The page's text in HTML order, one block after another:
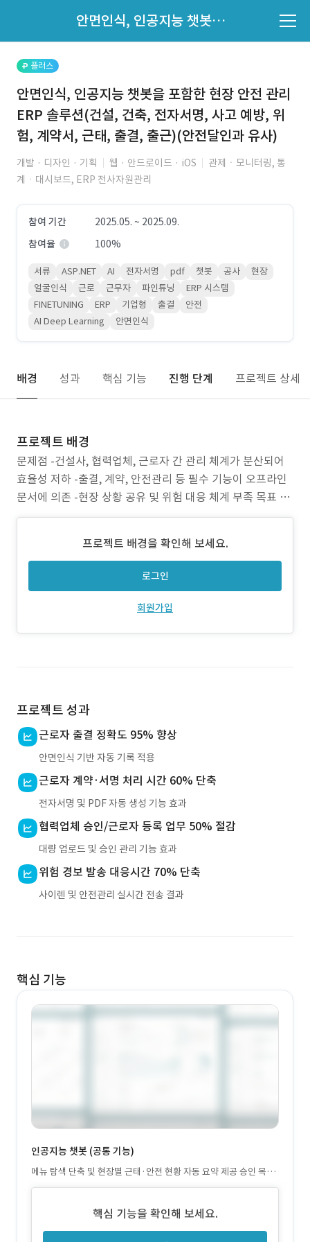
안면인식, 인공지능 챗봇을 포함한 현장 안전 관리 ERP 솔루션(건설, 건축, 전자서명, 사고 예방, 위험, 계약서, 근태, 출결, 출근)(안전달인과 유사)
지원자 목록 바로가기
플러스
안면인식, 인공지능 챗봇을 포함한 현장 안전 관리
ERP 솔루션(건설, 건축, 전자서명, 사고 예방, 위
험, 계약서, 근태, 출결, 출근)(안전달인과 유사)
개발 · 디자인 · 기획 웹 · 안드로이드 · iOS
관제ㆍ모니터링, 통
계ㆍ대시보드, ERP 전사자원관리
참여 기간
2025.05. ~ 2025.09.
참여율
100%
서류 ASP.NET AI 전자서명 pdf 챗봇 공사
현장
얼굴인식
근로 근무자 파인튜닝
ERP 시스템
FINETUNING
ERP 기업형 출결
안전
AI Deep Learning
안면인식
배경 성과 핵심 기능 진행 단계 프로젝트 상세
프로젝트 배경
문제점 -건설사, 협력업체, 근로자 간 관리 체계가 분산되어
효율성 저하 -출결, 계약, 안전관리 등 필수 기능이 오프라인
문서에 의존 -현장 상황 공유 및 위험 대응 체계 부족 목표 -
기업, 협력업체, 근로자 간 통합 ERP 구축 -출결·계약·안전
용한 현장 중심 관리 자동화 주안점 -인공지능 챗봇 기반 메
프로젝트 배경을 확인해 보세요.
로그인
회원가입
프로젝트 성과
근로자 출결 정확도 95% 향상
안면인식 기반 자동 기록 적용
근로자 계약·서명 처리 시간 60% 단축
전자서명 및 PDF 자동 생성 기능 효과
협력업체 승인/근로자 등록 업무 50% 절감
대량 업로드 및 승인 관리 기능 효과
위험 경보 발송 대응시간 70% 단축
사이렌 및 안전관리 실시간 전송 결과
핵심 기능
인공지능 챗봇 (공통 기능)
메뉴 탐색 단축 및 현장별 근태·안전 현황 자동 요약 제공 승인 목록,
현장 현황 등 주요 정보 요약 응답 지원
핵심 기능을 확인해 보세요.